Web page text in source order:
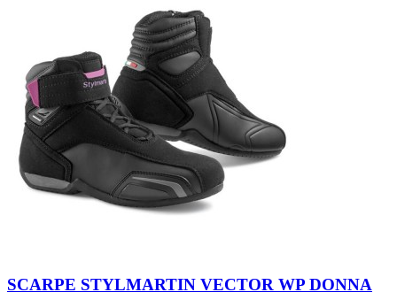
-SCARPE STYLMARTIN VECTOR WP DONNA